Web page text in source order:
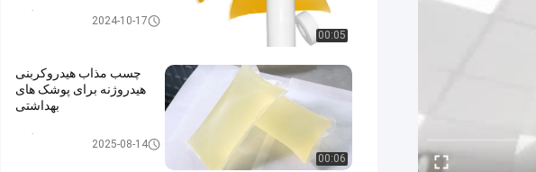
00:05
چسب حساس به فشار ذوب گرم
2024-10-17
00:06
چسب مذاب هیدروکربنی
هیدروژنه برای پوشک های
بهداشتی
2025-08-14